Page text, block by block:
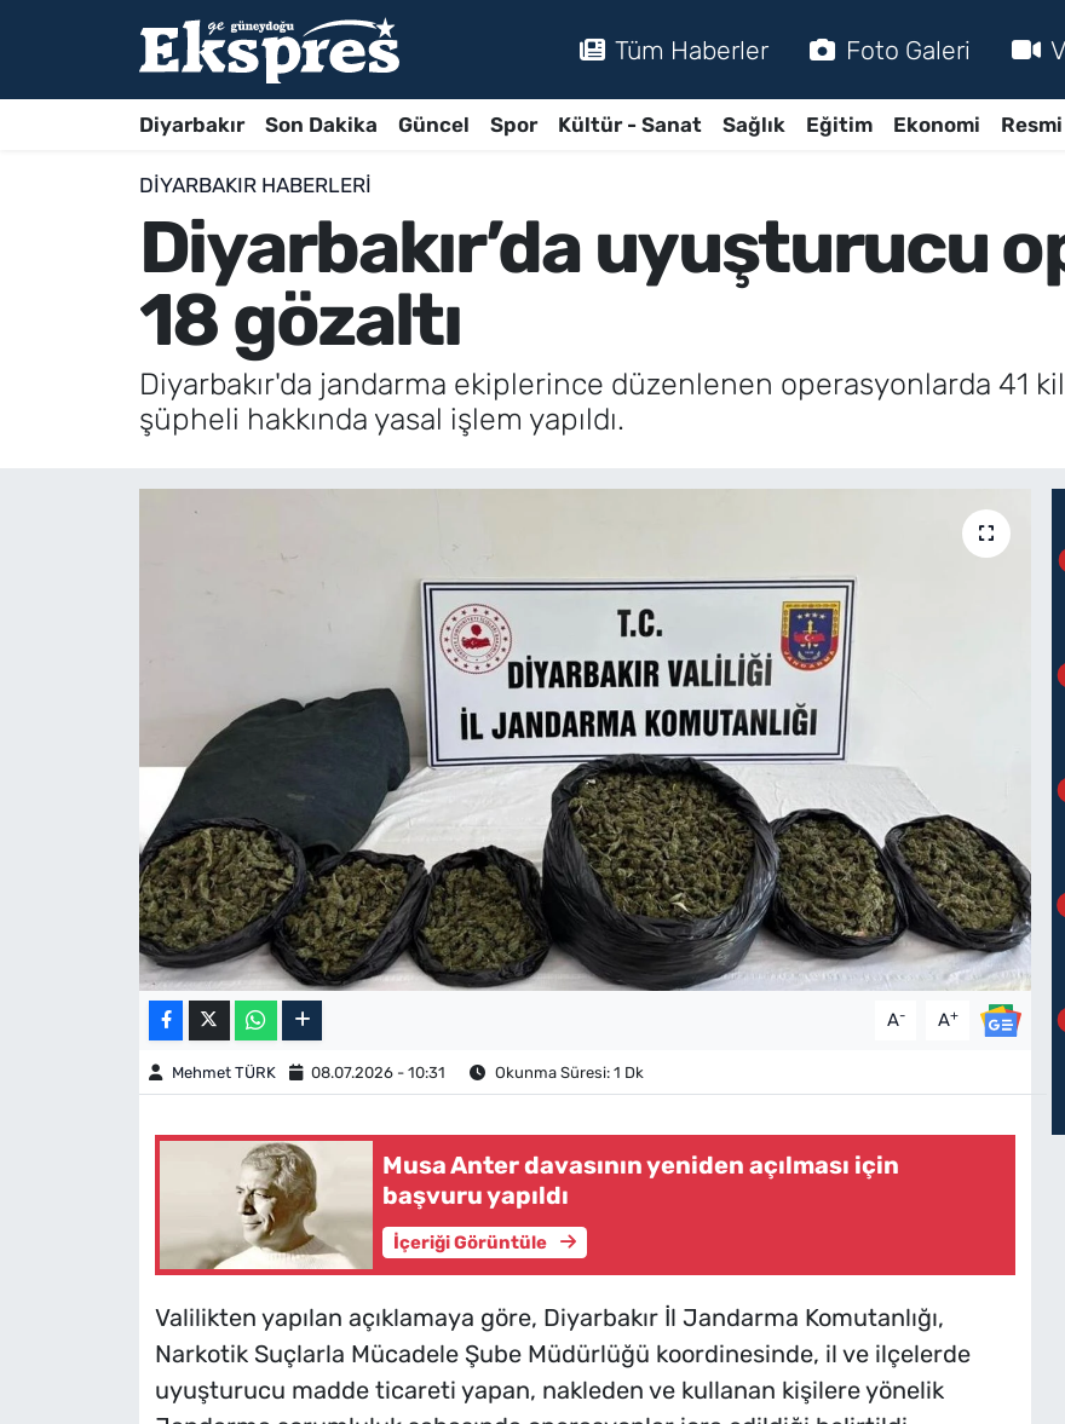
Tüm Haberler Foto Galeri
Diyarbakır Son Dakika Güncel Spor Kültür - Sanat Sağlık Eğitim Ekonomi
DIYARBAKIR HABERLERI
Diyarbakır’da uyuşturucu
18 gözaltı
Diyarbakır'da jandarma ekiplerince düzenlenen operasyonlarda 41
şüpheli hakkında yasal işlem yapıldı.
A- A+
Mehmet TÜRK 08.07.2026 - 10:31 Okunma Süresi: 1 Dk
Musa Anter davasının yeniden açılması için
başvuru yapıldı
İçeriği Görüntüle
Valilikten yapılan açıklamaya göre, Diyarbakır İl Jandarma Komutanlığı,
Narkotik Suçlarla Mücadele Şube Müdürlüğü koordinesinde, il ve ilçelerde
uyuşturucu madde ticareti yapan, nakleden ve kullanan kişilere yönelik